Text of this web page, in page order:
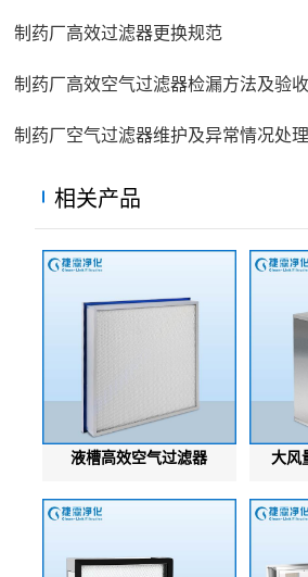
制药厂高效过滤器更换规范
制药厂高效空气过滤器检漏方法及验
制药厂空气过滤器维护及异常情况处理
相关产品
液槽高效空气过滤器 大风